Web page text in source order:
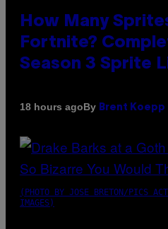
How Many
Fortnite?
Season 3 Sprite
18 hours agoBy Brent Koepp
(PHOTO BY JOSE BRETON/PICS
IMAGES)